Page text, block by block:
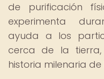
de purificación
experimenta
ayuda a los
cerca de la
historia milenaria